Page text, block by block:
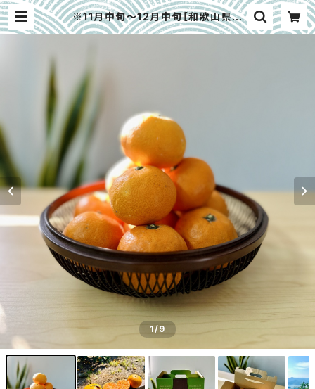
※11月中旬〜12月中旬【和歌山県有
田郡】主井農園最高級ブラント「松兵
1/9